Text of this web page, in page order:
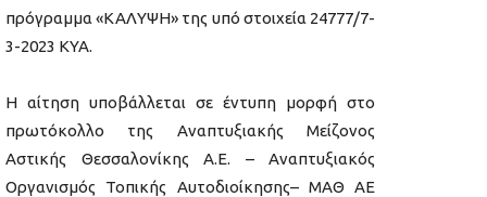
πρόγραμμα «ΚΑΛΥΨΗ» της υπό στοιχεία 24777/7-
3-2023 ΚΥΑ.
Η αίτηση υποβάλλεται σε έντυπη μορφή στο
πρωτόκολλο της Αναπτυξιακής Μείζονος
Αστικής Θεσσαλονίκης Α.Ε. – Αναπτυξιακός
Οργανισμός Τοπικής Αυτοδιοίκησης– ΜΑΘ ΑΕ